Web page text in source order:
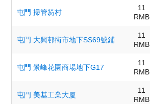
屯門 掃管笏村
11
RMB
屯門 大興邨街市地下SS69號鋪
11
RMB
屯門 景峰花園商場地下G17
11
RMB
屯門 美基工業大厦
11
RMB